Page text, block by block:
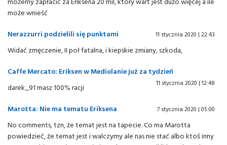
może wnieść
Nerazzurri podzielili się punktami
11 stycznia 2020 | 22:43
Widać zmęczenie, II poł fatalna, i kiepskie zmiany, szkoda,
Caffe Mercato: Eriksen w Mediolanie już za tydzień
11 stycznia 2020 | 12:48
darek_91 masz 100% racji
Marotta: Nie ma tematu Eriksena
7 stycznia 2020 | 05:00
No comments, tzn, że temat jest na tapecie. Co ma Marotta
powiedzieć, że temat jest i walczymy ale nas nie stać albo ktoś inny